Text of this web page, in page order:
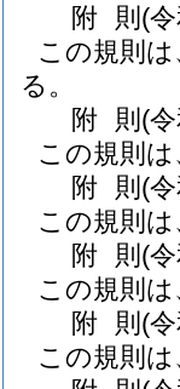
附 則 (
この規則
る。
附 則 (
この規則
附 則 (
この規則
附 則 (
この規則
附 則 (
この規則